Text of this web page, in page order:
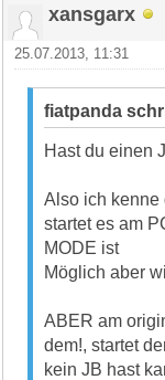
xansgarx
25.07.2013, 11:31
fiatpanda
Hast du einen
Also ich kenne
startet es am
MODE ist
Möglich aber
ABER am
dem!, startet
kein JB hast